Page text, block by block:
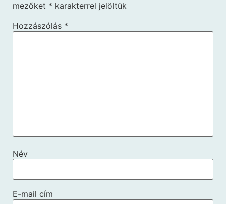
mezőket * karakterrel jelöltük
Hozzászólás *
Név
E-mail cím